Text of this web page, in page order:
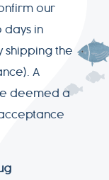
our
in
shipping the
A
deemed a